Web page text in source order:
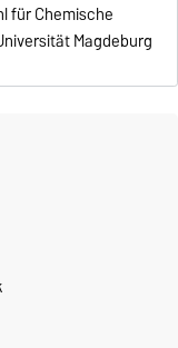
für Chemische
Magdeburg